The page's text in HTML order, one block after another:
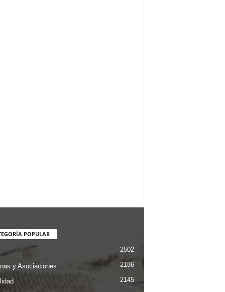
POPULAR
2502
y Asociaciones 2186
2145